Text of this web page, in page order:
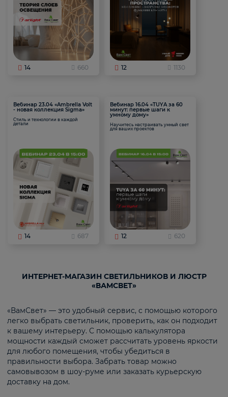
14 660 12 1130
Вебинар 23.04 «Ambrella Volt
- новая коллекция Sigma»
Стиль и технологии в каждой
детали
14 687
Вебинар 16.04 «TUYA за 60
минут: первые шаги к
умному дому»
Научитесь настраивать умный свет
для ваших проектов
12 620
ИНТЕРНЕТ-МАГАЗИН СВЕТИЛЬНИКОВ И ЛЮСТР
«ВАМСВЕТ»
«ВамСвет» — это удобный сервис, с помощью которого
легко выбрать светильник, проверить, как он подходит
к вашему интерьеру. С помощью калькулятора
мощности каждый сможет рассчитать уровень яркости
для любого помещения, чтобы убедиться в
правильности выбора. Забрать товар можно
самовывозом в шоу-руме или заказать курьерскую
доставку на дом.